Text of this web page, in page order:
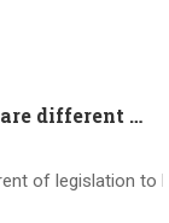
Brand new ways to such questions are different of legislation to help you jurisdiction
of legislation to